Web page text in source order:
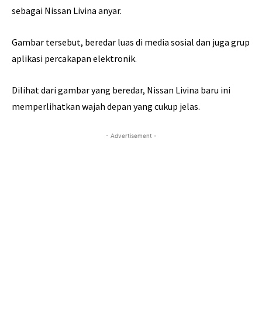
sebagai Nissan Livina anyar.
Gambar tersebut, beredar luas di media sosial dan juga grup
aplikasi percakapan elektronik.
Dilihat dari gambar yang beredar, Nissan Livina baru ini
memperlihatkan wajah depan yang cukup jelas.
- Advertisement -